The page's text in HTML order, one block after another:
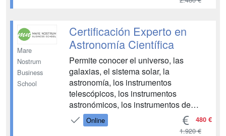
oceanografía de ecosistemas, la
instrum...
Mare
Nostrum
Business
School
Certificación Experto en
Astronomía Científica
Permite conocer el universo, las
galaxias, el sistema solar, la
astronomía, los instrumentos
telescópicos, los instrumentos
astronómicos, los instrumentos de
análisis de imágenes, la astronomía
observacional, la astronomía infrarroja,
Online 480 €
1.920 €